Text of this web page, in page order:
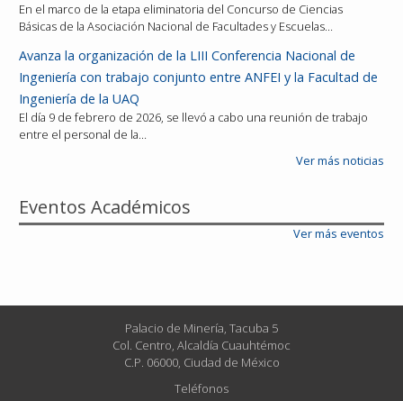
En el marco de la etapa eliminatoria del Concurso de Ciencias
Básicas de la Asociación Nacional de Facultades y Escuelas…
Avanza la organización de la LIII Conferencia Nacional de
Ingeniería con trabajo conjunto entre ANFEI y la Facultad de
Ingeniería de la UAQ
El día 9 de febrero de 2026, se llevó a cabo una reunión de trabajo
entre el personal de la…
Ver más noticias
Eventos Académicos
Ver más eventos
Palacio de Minería, Tacuba 5
Col. Centro, Alcaldía Cuauhtémoc
C.P. 06000, Ciudad de México
Teléfonos